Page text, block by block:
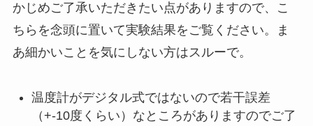
かじめご了承いただきたい点がありますので、こ
ちらを念頭に置いて実験結果をご覧ください。ま
あ細かいことを気にしない方はスルーで。
温度計がデジタル式ではないので若干誤差
（+-10度くらい）なところがありますのでご了